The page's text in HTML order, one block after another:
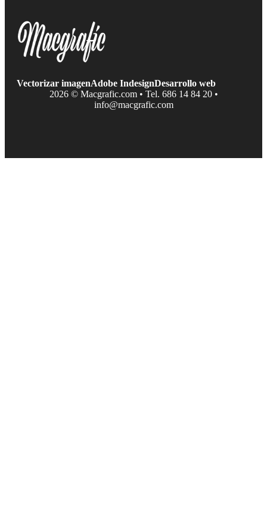
Vectorizar imagenAdobe IndesignDesarrollo web
2026 © Macgrafic.com • Tel. 686 14 84 20 •
info@macgrafic.com